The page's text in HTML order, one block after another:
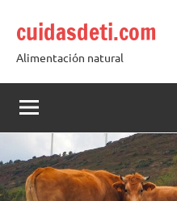
contenido
cuidasdeti.com
Alimentación natural